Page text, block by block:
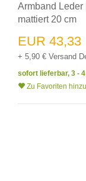
Armband Leder
mattiert 20 cm
EUR 43,33
+ 5,90 € Versand
sofort lieferbar, 3 -
Zu Favoriten